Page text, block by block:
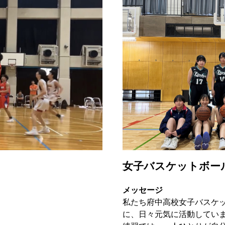
女子バスケットボー
メッセージ
私たち府中高校女子バスケ
に、日々元気に活動してい